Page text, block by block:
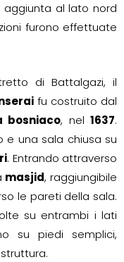
aggiunta al lato nord
furono effettuate
di Battalgazi, il
fu costruito dal
bosniaco, nel1637.
e una sala chiusa su
. Entrando attraverso
masjid, raggiungibile
le pareti della sala.
su entrambi i lati
su piedi semplici,